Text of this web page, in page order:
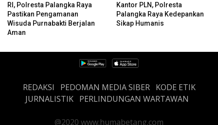
RI, Polresta Palangka Raya
Pastikan Pengamanan
Wisuda Purnabakti Berjalan
Aman
Kantor PLN, Polresta
Palangka Raya Kedepankan
Sikap Humanis
REDAKSI PEDOMAN MEDIA SIBER
KODE ETIK
JURNALISTIK PERLINDUNGAN WARTAWAN
@2020 www.humabetang.com